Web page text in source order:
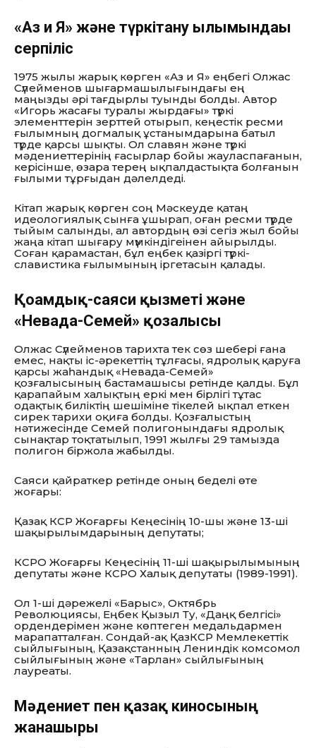
«Аз и Я» және түркітану ғылымындағы
серпіліс
1975 жылы жарық көрген «Аз и Я» еңбегі Олжас
Сүлейменов шығармашылығындағы ең
маңызды әрі тағдырлы туынды болды. Автор
«Игорь жасағы туралы жырдағы» түркі
элементтерін зерттей отырып, кеңестік ресми
ғылымның догмалық ұстанымдарына батыл
түрде қарсы шықты. Ол славян және түркі
мәдениеттерінің ғасырлар бойы жауласпағанын,
керісінше, өзара терең ықпалдастықта болғанын
ғылыми тұрғыдан дәлелдеді.
Кітап жарық көрген соң Мәскеуде қатаң
идеологиялық сынға ұшырап, оған ресми түрде
тыйым салынды, ал автордың өзі сегіз жыл бойы
жаңа кітап шығару мүмкіндігеінен айырылды.
Соған қарамастан, бұл еңбек қазіргі түркі-
славистика ғылымының іргетасын қалады.
Қоғамдық-саяси қызметі және
«Невада-Семей» қозғалысы
Олжас Сүлейменов тарихта тек сөз шебері ғана
емес, нақты іс-әрекеттің тұлғасы, ядролық қаруға
қарсы жаһандық «Невада-Семей»
қозғалысының бастамашысы ретінде қалды. Бұл
қарапайым халықтың еркі мен бірлігі тұтас
одақтық биліктің шешіміне тікелей ықпал еткен
сирек тарихи оқиға болды. Қозғалыстың
нәтижесінде Семей полигонындағы ядролық
сынақтар тоқтатылып, 1991 жылғы 29 тамызда
полигон біржола жабылды.
Саяси қайраткер ретінде оның беделі өте
жоғары:
Қазақ КСР Жоғарғы Кеңесінің 10-шы және 13-ші
шақырылымдарының депутаты;
КСРО Жоғарғы Кеңесінің 11-ші шақырылымының
депутаты және КСРО Халық депутаты (1989-1991).
Ол 1-ші дәрежелі «Барыс», Октябрь
Революциясы, Еңбек Қызыл Ту, «Даңқ белгісі»
ордендерімен және көптеген медальдармен
марапатталған. Сондай-ақ ҚазКСР Мемлекеттік
сыйлығының, Қазақстанның Лениндік комсомол
сыйлығының және «Тарлан» сыйлығының
лауреаты.
Мәдениет пен қазақ киносының
жанашыры